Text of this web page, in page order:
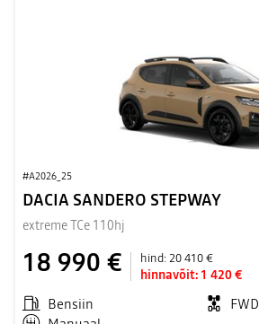
#A2026_25
DACIA SANDERO STEPWAY
extreme TCe 110hj
18 990 € hind:20 410 €
hinnavõit: 1 420 €
Bensiin
FWD